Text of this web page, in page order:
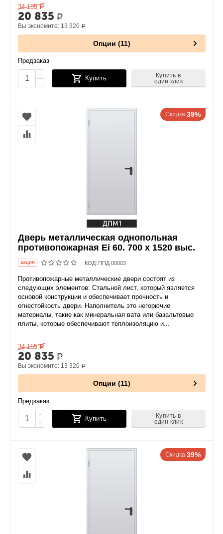
34 155 Р
20 835 Р
Вы экономите: 13 320 Р
Опции (11)
Предзаказ
+
−
Купить
Купить в
один клик
Скидка 39%
Дверь металлическая однопольная
противопожарная Ei 60. 700 x 1520 выс.
AКЦИЯ КОД: ППД 00003
Противопожарные металлические двери состоят из
следующих элементов: Стальной лист, который является
основой конструкции и обеспечивает прочность и
огнестойкость двери. Наполнитель это негорючие
материалы, такие как минеральная вата или базальтовые
плиты, которые обеспечивают теплоизоляцию и...
34 155 Р
20 835 Р
Вы экономите: 13 320 Р
Опции (11)
Предзаказ
+
−
Купить
Купить в
один клик
Скидка 39%